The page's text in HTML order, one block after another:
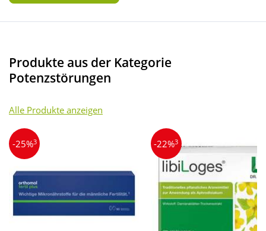
Produkte aus der Kategorie
Potenzstörungen
Alle Produkte anzeigen
-25%3 -22%3